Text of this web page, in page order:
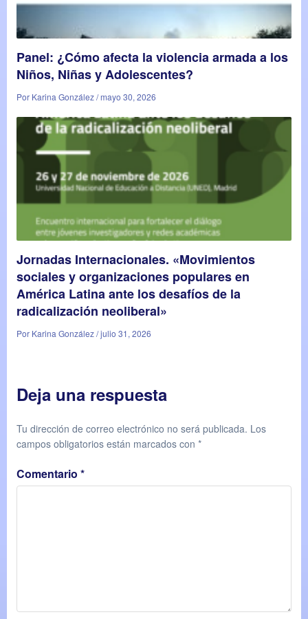
Panel: ¿Cómo afecta la violencia armada a los
Niños, Niñas y Adolescentes?
Por Karina González / mayo 30, 2026
Jornadas Internacionales. «Movimientos
sociales y organizaciones populares en
América Latina ante los desafíos de la
radicalización neoliberal»
Por Karina González / julio 31, 2026
Deja una respuesta
Tu dirección de correo electrónico no será publicada. Los
campos obligatorios están marcados con *
Comentario *